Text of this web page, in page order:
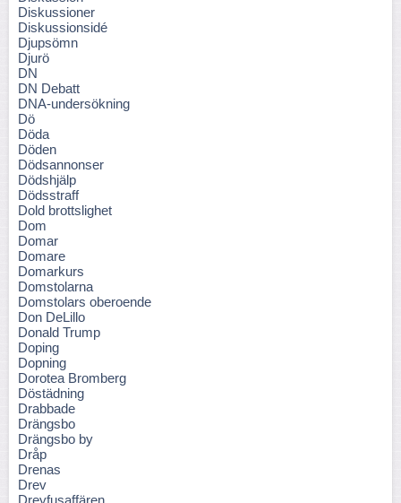
Diskussioner
Diskussionsidé
Djupsömn
Djurö
DN
DN Debatt
DNA-undersökning
Dö
Döda
Döden
Dödsannonser
Dödshjälp
Dödsstraff
Dold brottslighet
Dom
Domar
Domare
Domarkurs
Domstolarna
Domstolars oberoende
Don DeLillo
Donald Trump
Doping
Dopning
Dorotea Bromberg
Döstädning
Drabbade
Drängsbo
Drängsbo by
Dråp
Drenas
Drev
Dreyfusaffären